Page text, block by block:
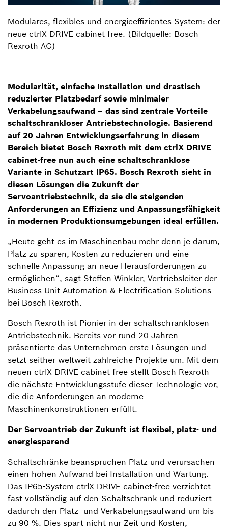
Modulares, flexibles und energieeffizientes System: der
neue ctrlX DRIVE cabinet-free. (Bildquelle: Bosch
Rexroth AG)
Modularität, einfache Installation und drastisch
reduzierter Platzbedarf sowie minimaler
Verkabelungsaufwand – das sind zentrale Vorteile
schaltschrankloser Antriebstechnologie. Basierend
auf 20 Jahren Entwicklungserfahrung in diesem
Bereich bietet Bosch Rexroth mit dem ctrlX DRIVE
cabinet-free nun auch eine schaltschranklose
Variante in Schutzart IP65. Bosch Rexroth sieht in
diesen Lösungen die Zukunft der
Servoantriebstechnik, da sie die steigenden
Anforderungen an Effizienz und Anpassungsfähigkeit
in modernen Produktionsumgebungen ideal erfüllen.
„Heute geht es im Maschinenbau mehr denn je darum,
Platz zu sparen, Kosten zu reduzieren und eine
schnelle Anpassung an neue Herausforderungen zu
ermöglichen“, sagt Steffen Winkler, Vertriebsleiter der
Business Unit Automation & Electrification Solutions
bei Bosch Rexroth.
Bosch Rexroth ist Pionier in der schaltschranklosen
Antriebstechnik. Bereits vor rund 20 Jahren
präsentierte das Unternehmen erste Lösungen und
setzt seither weltweit zahlreiche Projekte um. Mit dem
neuen ctrlX DRIVE cabinet-free stellt Bosch Rexroth
die nächste Entwicklungsstufe dieser Technologie vor,
die die Anforderungen an moderne
Maschinenkonstruktionen erfüllt.
Der Servoantrieb der Zukunft ist flexibel, platz- und
energiesparend
Schaltschränke beanspruchen Platz und verursachen
einen hohen Aufwand bei Installation und Wartung.
Das IP65-System ctrlX DRIVE cabinet-free verzichtet
fast vollständig auf den Schaltschrank und reduziert
dadurch den Platz- und Verkabelungsaufwand um bis
zu 90 %. Dies spart nicht nur Zeit und Kosten,